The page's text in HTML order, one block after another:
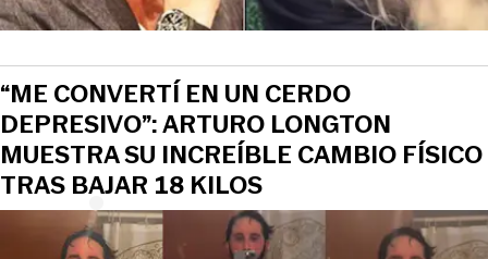
“ME CONVERTÍ EN UN CERDO
DEPRESIVO”: ARTURO LONGTON
MUESTRA SU INCREÍBLE CAMBIO FÍSICO
TRAS BAJAR 18 KILOS